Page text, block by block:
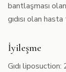
bantlaşması
gıdısı olan
İyileşme
Gıdı